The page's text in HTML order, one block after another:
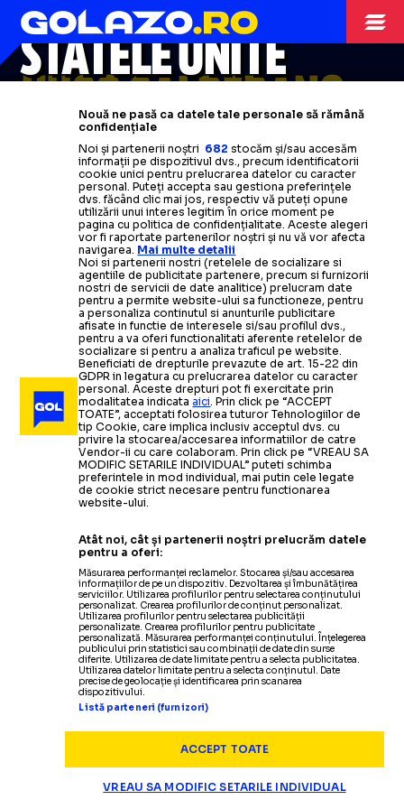
HUGO CALDERANO
STATELE UNITE
Motivul pentru care campionul
mondialnu va putea participa
la
turneul din Las Vegas
Citește mai mult
Termeni și condiții
Politica de confidențialitate
Modifică Setările
Contact
Nouă ne pasă ca datele tale personale să rămână
confidențiale
Noi și partenerii noștri 682 stocăm și/sau accesăm
informații pe dispozitivul dvs., precum identificatorii
cookie unici pentru prelucrarea datelor cu caracter
personal. Puteți accepta sau gestiona preferințele
dvs. făcând clic mai jos, respectiv vă puteți opune
utilizării unui interes legitim în orice moment pe
pagina cu politica de confidențialitate. Aceste alegeri
vor fi raportate partenerilor noștri și nu vă vor afecta
navigarea. Mai multe detalii
Noi si partenerii nostri (retelele de socializare si
agentiile de publicitate partenere, precum si furnizorii
nostri de servicii de date analitice) prelucram date
pentru a permite website-ului sa functioneze, pentru
a personaliza continutul si anunturile publicitare
afisate in functie de interesele si/sau profilul dvs.,
pentru a va oferi functionalitati aferente retelelor de
socializare si pentru a analiza traficul pe website.
Beneficiati de drepturile prevazute de art. 15-22 din
GDPR in legatura cu prelucrarea datelor cu caracter
personal. Aceste drepturi pot fi exercitate prin
modalitatea indicataaici . Prin click pe “ACCEPT
TOATE”, acceptati folosirea tuturor Tehnologiilor de
tip Cookie, care implica inclusiv acceptul dvs. cu
privire la stocarea/accesarea informatiilor de catre
Vendor-ii cu care colaboram. Prin click pe “VREAU SA
MODIFIC SETARILE INDIVIDUAL” puteti schimba
preferintele in mod individual, mai putin cele legate
de cookie strict necesare pentru functionarea
website-ului.
Atât noi, cât și partenerii noștri prelucrăm datele
pentru a oferi:
Măsurarea performanței reclamelor. Stocarea și/sau accesarea
informațiilor de pe un dispozitiv. Dezvoltarea și îmbunătățirea
serviciilor. Utilizarea profilurilor pentru selectarea conținutului
personalizat. Crearea profilurilor de conținut personalizat.
Utilizarea profilurilor pentru selectarea publicității
personalizate. Crearea profilurilor pentru publicitate
personalizată. Măsurarea performanței conținutului. Înțelegerea
publicului prin statistici sau combinații de date din surse
diferite. Utilizarea de date limitate pentru a selecta publicitatea.
Utilizarea datelor limitate pentru a selecta conținutul. Date
precise de geolocație și identificarea prin scanarea
dispozitivului.
Listă parteneri (furnizori)
ACCEPT TOATE
VREAU SA MODIFIC SETARILE INDIVIDUAL